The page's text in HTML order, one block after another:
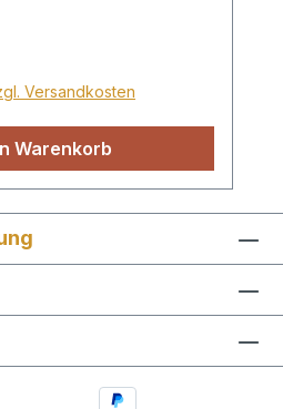
8. Sei stille dem
Herr 10. Wenn die
wäre 11. Wir rufen
12. Zünde an dein
hallelu, hallelu, halleluja
Welt 15. Jesus liebt
Weißt du, wieviel
Versandkosten
Warenkorb